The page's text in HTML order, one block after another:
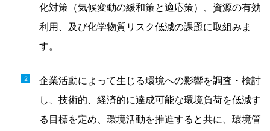
化対策（気候変動の緩和策と適応策）、資源の有効
利用、及び化学物質リスク低減の課題に取組みま
す。
企業活動によって生じる環境への影響を調査・検討
し、技術的、経済的に達成可能な環境負荷を低減す
る目標を定め、環境活動を推進すると共に、環境管